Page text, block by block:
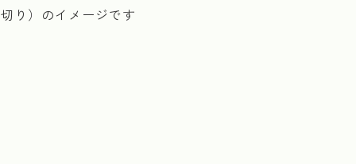
り）のイメージです